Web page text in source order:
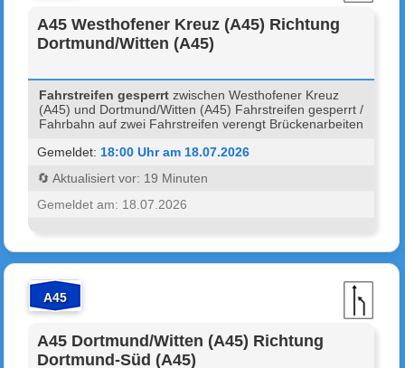
A45 Westhofener Kreuz (A45) Richtung
Dortmund/Witten (A45)
Fahrstreifen gesperrt zwischen Westhofener Kreuz
(A45) und Dortmund/Witten (A45) Fahrstreifen gesperrt /
Fahrbahn auf zwei Fahrstreifen verengt Brückenarbeiten
Gemeldet: 18:00 Uhr am 18.07.2026
🔄 Aktualisiert vor: 19 Minuten
Gemeldet am: 18.07.2026
A45
A45 Dortmund/Witten (A45) Richtung
Dortmund-Süd (A45)